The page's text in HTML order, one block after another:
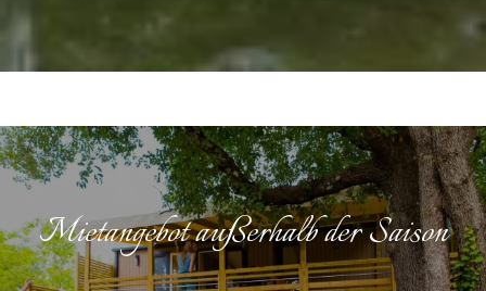
Mietangebot außerhalb der Saison